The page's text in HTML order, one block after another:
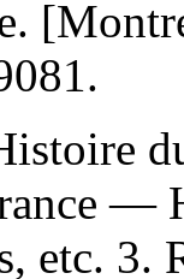
.
etc. 3.